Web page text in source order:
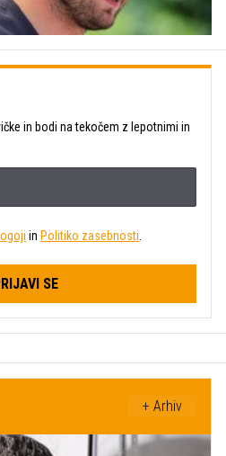
in bodi na tekočem z lepotnimi in
in Politiko zasebnosti
SE
+ Arhiv